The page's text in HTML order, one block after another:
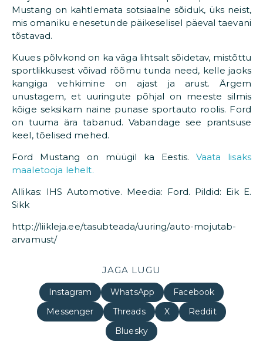
Mustang on kahtlemata sotsiaalne sõiduk, üks neist,
mis omaniku enesetunde päikeselisel päeval taevani
tõstavad.
Kuues põlvkond on ka väga lihtsalt sõidetav, mistõttu
sportlikkusest võivad rõõmu tunda need, kelle jaoks
kangiga vehkimine on ajast ja arust. Ärgem
unustagem, et uuringute põhjal on meeste silmis
kõige seksikam naine punase sportauto roolis. Ford
on tuuma ära tabanud. Vabandage see prantsuse
keel, tõelised mehed.
Ford Mustang on müügil ka Eestis. Vaata lisaks
maaletooja lehelt.
Allikas: IHS Automotive. Meedia: Ford. Pildid: Eik E.
Sikk
http://liikleja.ee/tasubteada/uuring/auto-mojutab-
arvamust/
JAGA LUGU
Instagram WhatsApp
Facebook
Messenger
Threads X
Reddit
Bluesky